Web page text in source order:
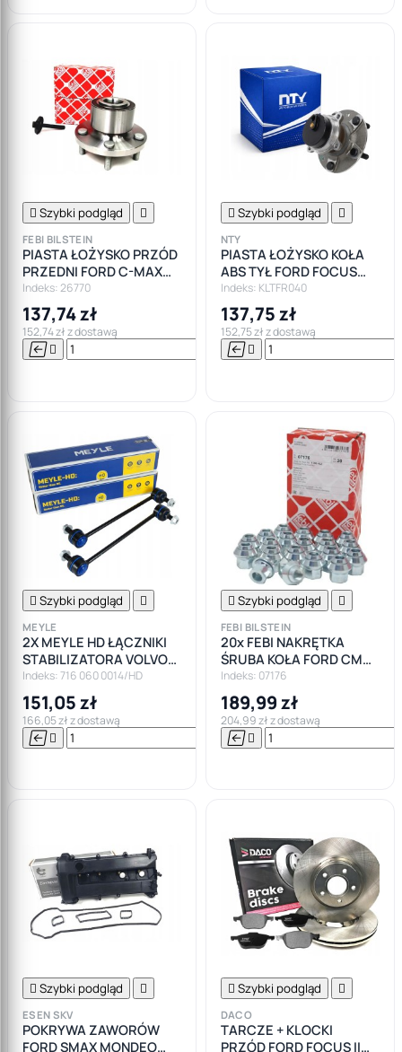
 Szybki podgląd 
FEBI BILSTEIN
PIASTA ŁOŻYSKO PRZÓD
PRZEDNI FORD C-MAX
FOCUS II 2
Indeks: 26770
137,74 zł
152,74 zł z dostawą
  

 Szybki podgląd 
NTY
PIASTA ŁOŻYSKO KOŁA
ABS TYŁ FORD FOCUS
MK2 C-MAX
Indeks: KLTFR040
137,75 zł
152,75 zł z dostawą
 
 Szybki podgląd 
MEYLE
2X MEYLE HD ŁĄCZNIKI
STABILIZATORA VOLVO
S40 II V40 V50 FORD
FOCUS KUGA
Indeks: 716 060 0014/HD
151,05 zł
166,05 zł z dostawą
  

 Szybki podgląd 
FEBI BILSTEIN
20x FEBI NAKRĘTKA
ŚRUBA KOŁA FORD CMAX
FIESTA FOCUS MONDEO
SMAX M12X1,5
Indeks: 07176
189,99 zł
204,99 zł z dostawą
 
 Szybki podgląd 
ESEN SKV
POKRYWA ZAWORÓW
FORD SMAX MONDEO
 Szybki podgląd 
DACO
TARCZE + KLOCKI
PRZÓD FORD FOCUS II